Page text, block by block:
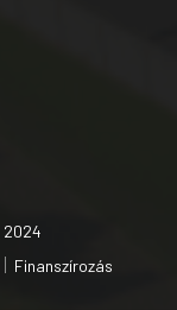
2024
Finanszírozás